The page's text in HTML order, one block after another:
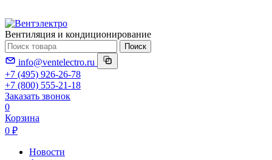
Вентиляция и кондиционирование
Поиск
info@ventelectro.ru
+7 (495) 926-26-78
+7 (800) 555-21-18
Заказать звонок
0
Корзина
0 ₽
Новости